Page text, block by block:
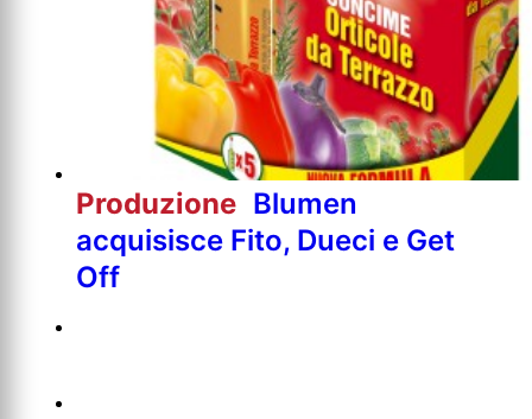
Produzione Blumen
acquisisce Fito, Dueci e Get
Off